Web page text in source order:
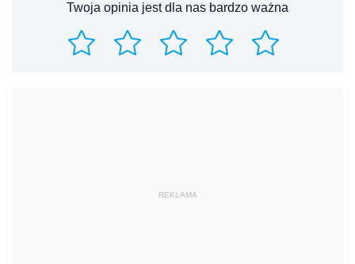
Twoja opinia jest dla nas bardzo ważna
REKLAMA